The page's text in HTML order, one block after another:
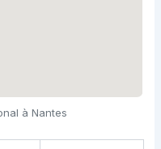
à Nantes